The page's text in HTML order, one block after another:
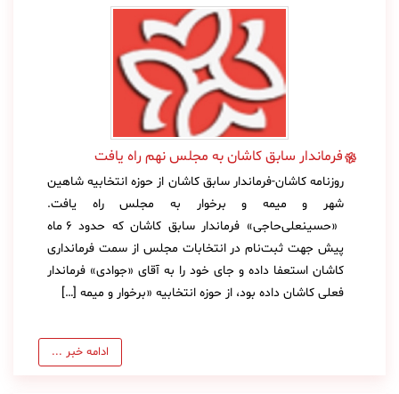
فرماندار سابق کاشان به مجلس نهم راه یافت
روزنامه کاشان-فرماندار سابق کاشان از حوزه انتخابیه شاهین
شهر و میمه و برخوار به مجلس راه يافت.
«حسینعلی‌حاجی» فرماندار سابق کاشان که حدود ۶ ماه
پیش جهت ثبت‌نام در انتخابات مجلس از سمت فرمانداری
کاشان استعفا داده و جای خود را به آقای «جوادی» فرماندار
فعلی کاشان داده بود، از حوزه انتخابیه «برخوار و میمه […]
ادامه خبر ...